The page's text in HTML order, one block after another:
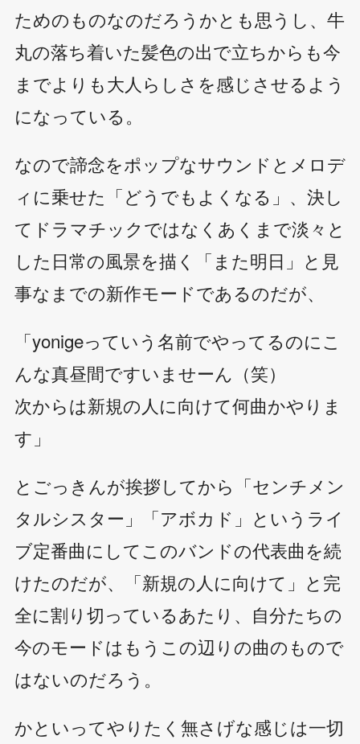
ためのものなのだろうかとも思うし、牛
丸の落ち着いた髪色の出で立ちからも今
までよりも大人らしさを感じさせるよう
になっている。
なので諦念をポップなサウンドとメロデ
ィに乗せた「どうでもよくなる」、決し
てドラマチックではなくあくまで淡々と
した日常の風景を描く「また明日」と見
事なまでの新作モードであるのだが、
「yonigeっていう名前でやってるのにこ
んな真昼間ですいませーん（笑）
次からは新規の人に向けて何曲かやりま
す」
とごっきんが挨拶してから「センチメン
タルシスター」「アボカド」というライ
ブ定番曲にしてこのバンドの代表曲を続
けたのだが、「新規の人に向けて」と完
全に割り切っているあたり、自分たちの
今のモードはもうこの辺りの曲のもので
はないのだろう。
かといってやりたく無さげな感じは一切